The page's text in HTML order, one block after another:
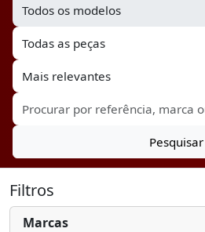
Pesquisar
Filtros
Marcas